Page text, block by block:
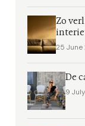
Zo
25 June
De
9